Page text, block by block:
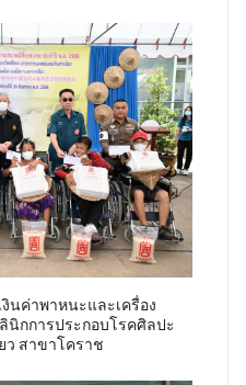
นค่าพาหนะและเครื่อง
นิกการประกอบโรคศิลปะ
สาขาโคราช